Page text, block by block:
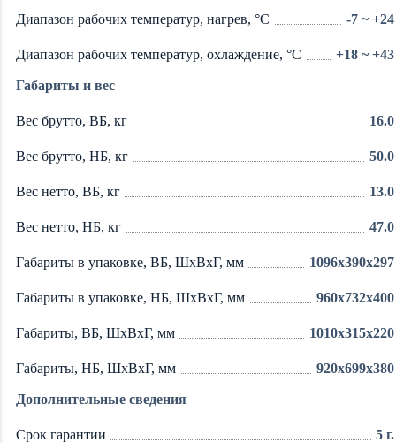
Диапазон рабочих температур, нагрев, °C -7 ~ +24
Диапазон рабочих температур, охлаждение, °C +18 ~ +43
Габариты и вес
Вес брутто, ВБ, кг 16.0
Вес брутто, НБ, кг 50.0
Вес нетто, ВБ, кг 13.0
Вес нетто, НБ, кг 47.0
Габариты в упаковке, ВБ, ШxВxГ, мм 1096x390x297
Габариты в упаковке, НБ, ШxВxГ, мм 960x732x400
Габариты, ВБ, ШxВxГ, мм 1010x315x220
Габариты, НБ, ШxВxГ, мм 920x699x380
Дополнительные сведения
Срок гарантии 5 г.